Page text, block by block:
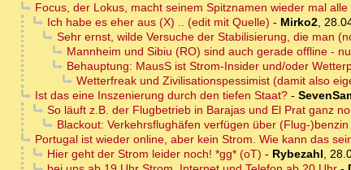
Focus, der Lokus, macht seinem Spitznamen wieder mal alle
Ich habe es eher aus (X) .. (edit mit Quelle) - Mirko2,
Sehr ernst, wilde Versuche der Stabilisierung, die man
Mannheim und Sibiu (RO) sind auch gerade offline -
Behauptung: MausS ist Strom-Insider und/oder
Wetterfreak und Zivilisationspessimist (damit also
Ist das eine Inszenierung durch den tiefen Staat?-
So läuft z.B. der Flugbetrieb in Barajas und El Prat ganz
Blackout: Verkehrsflughäfen verfügen über (Flug-
Portugal ist wieder online, aber kein Strom. Wie kann das
Hier geht der Strom leider noch! *gg* (oT) - Rybezahl,